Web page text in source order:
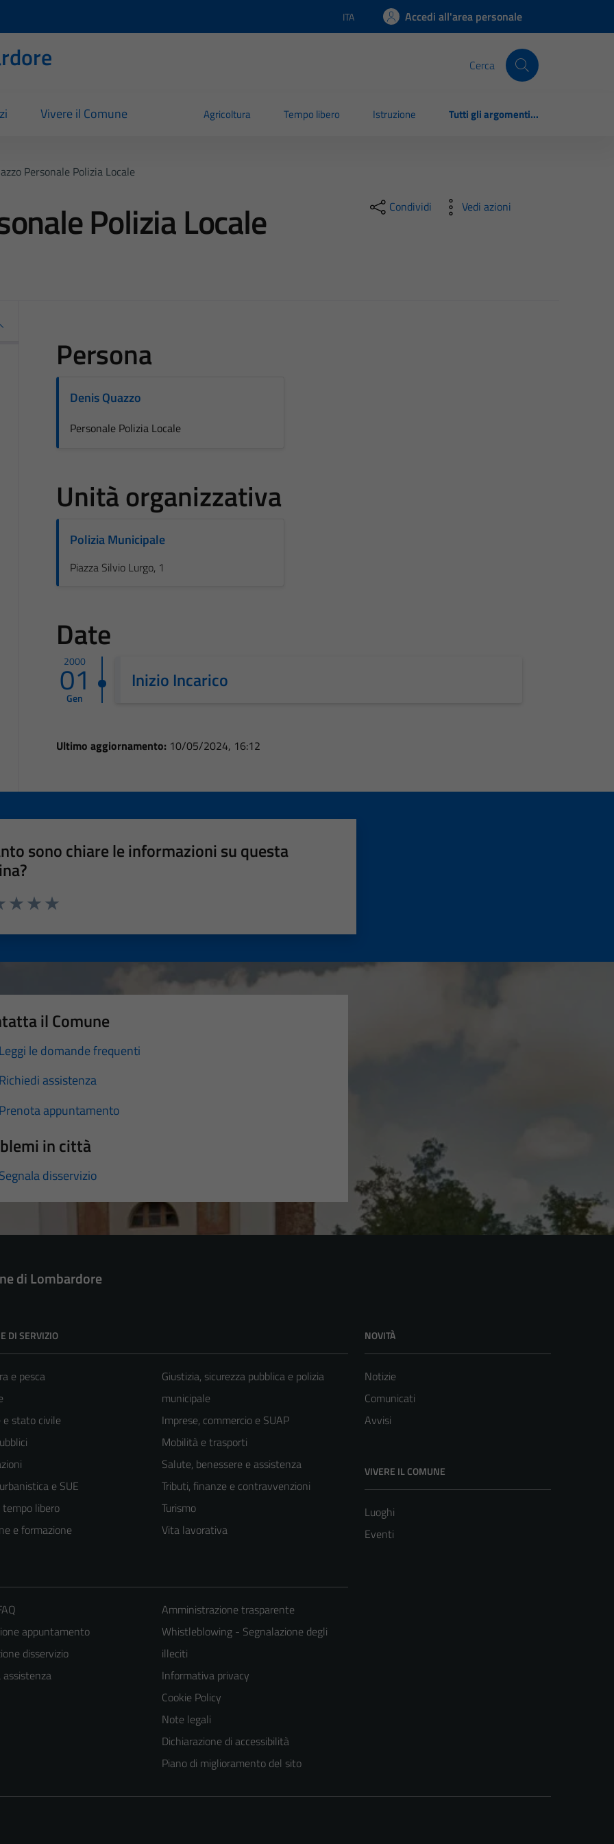
Lingua attiva:
ITA Accedi all'area personale
Cerca
Vivere il Comune Agricoltura Tempo libero Istruzione Tutti gli argomenti...
Personale Polizia Locale
Polizia Locale Condividi Vedi azioni
Persona
Denis Quazzo
Personale Polizia Locale
Unità organizzativa
Polizia Municipale
Piazza Silvio Lurgo, 1
Date
2000
01
Gen
Inizio Incarico
Ultimo aggiornamento: 10/05/2024, 16:12
sono chiare le informazioni su questa
il Comune
Leggi le domande frequenti
Richiedi assistenza
Prenota appuntamento
in città
Segnala disservizio
di Lombardore
DI SERVIZIO
e pesca
e stato civile
e SUE
libero
e formazione
Giustizia, sicurezza pubblica e polizia
municipale
Imprese, commercio e SUAP
Mobilità e trasporti
Salute, benessere e assistenza
Tributi, finanze e contravvenzioni
Turismo
Vita lavorativa
NOVITÀ
Notizie
Comunicati
Avvisi
VIVERE IL COMUNE
Luoghi
Eventi
appuntamento
disservizio
assistenza
Amministrazione trasparente
Whistleblowing - Segnalazione degli
illeciti
Informativa privacy
Cookie Policy
Note legali
Dichiarazione di accessibilità
Piano di miglioramento del sito